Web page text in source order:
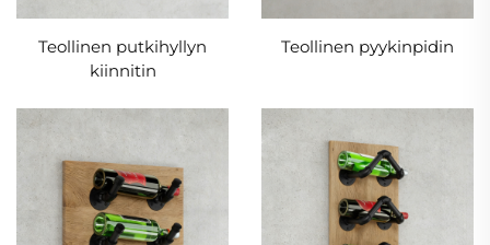
Teollinen putkihyllyn
kiinnitin
Teollinen pyykinpidin